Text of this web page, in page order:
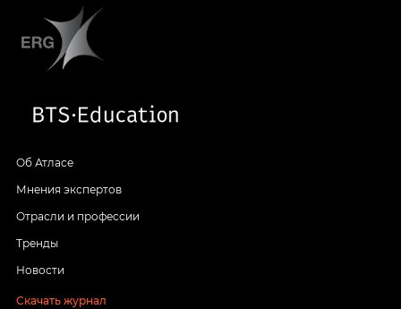
Об Атласе
Мнения экспертов
Отрасли и профессии
Тренды
Новости
Скачать журнал